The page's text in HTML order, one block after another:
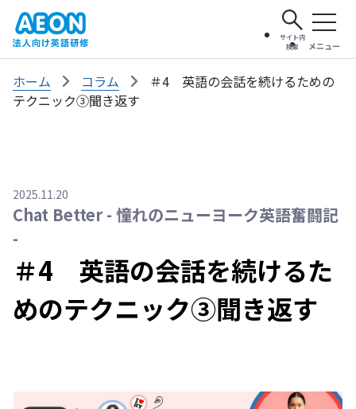
サイト内
検索
メニュー
ホーム コラム
＃4 英語の会話を続けるための
テクニック③聞き返す
2025.11.20
Chat Better - 憧れのニューヨーク英語奮闘記
-
＃4 英語の会話を続けるた
めのテクニック③聞き返す